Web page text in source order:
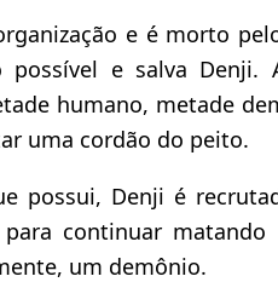
e é morto
e salva Denji.
humano, metade
uma cordão do peito.
possui, Denji é
continuar matando
um demônio.